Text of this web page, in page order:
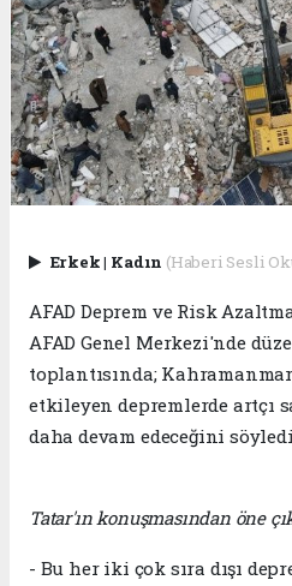
Erkek| Kadın (Haberi Sesli
AFAD Deprem ve Risk
AFAD Genel Merkezi'nde
toplantısında;
etkileyen depremlerde artçı
daha devam edeceğini
Tatar'ın konuşmasından öne
- Bu her iki çok sıra dışı